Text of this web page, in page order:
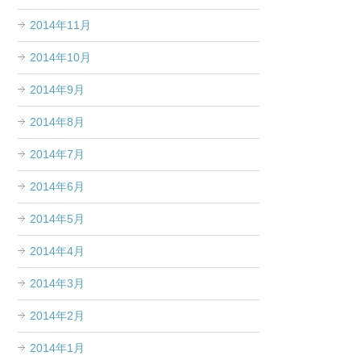
2014年11月
2014年10月
2014年9月
2014年8月
2014年7月
2014年6月
2014年5月
2014年4月
2014年3月
2014年2月
2014年1月